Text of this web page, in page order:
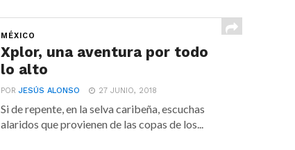
MÉXICO
Xplor, una aventura por todo
lo alto
PORJESÚS ALONSO 27 JUNIO, 2018
Si de repente, en la selva caribeña, escuchas
alaridos que provienen de las copas de los...